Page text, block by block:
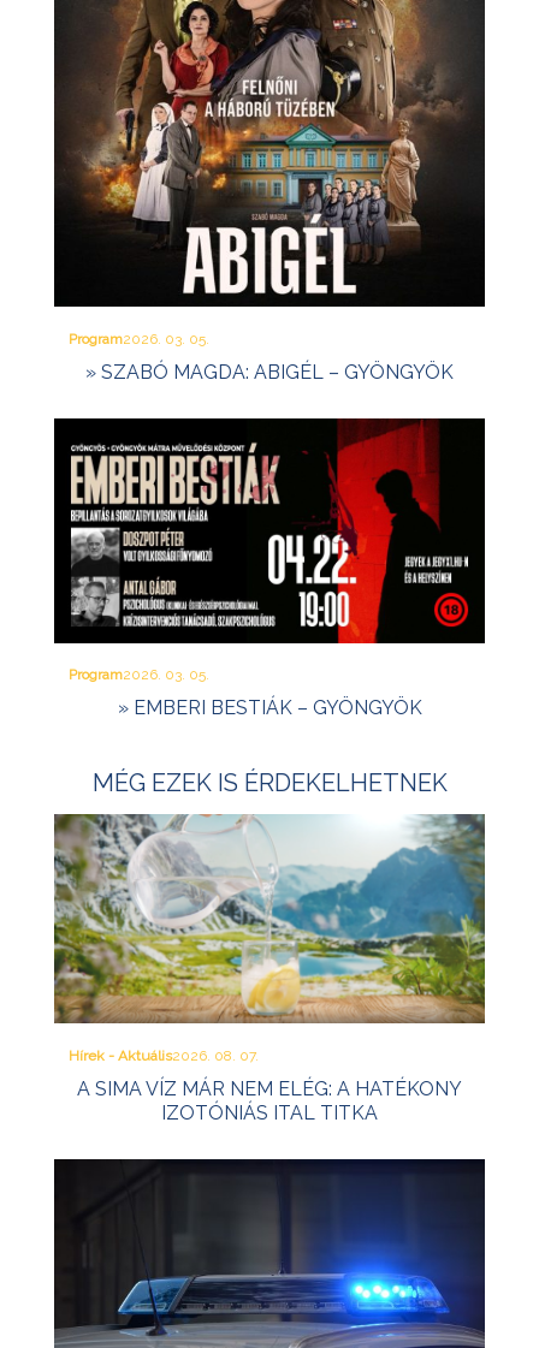
Program2026. 03. 05.
» SZABÓ MAGDA: ABIGÉL – GYÖNGYÖK
Program2026. 03. 05.
» EMBERI BESTIÁK – GYÖNGYÖK
MÉG EZEK IS ÉRDEKELHETNEK
Hírek - Aktuális2026. 08. 07.
A SIMA VÍZ MÁR NEM ELÉG: A HATÉKONY
IZOTÓNIÁS ITAL TITKA